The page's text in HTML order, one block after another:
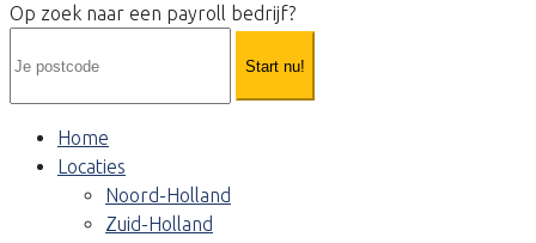
Op zoek naar een payroll bedrijf?
Start nu!
Home
Locaties
Noord-Holland
Zuid-Holland